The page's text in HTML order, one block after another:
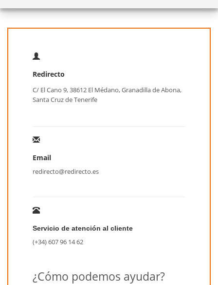
Redirecto
C/ El Cano 9, 38612 El Médano, Granadilla de Abona,
Santa Cruz de Tenerife
Email
redirecto@redirecto.es
Servicio de atención al cliente
(+34) 607 96 14 62
¿Cómo podemos ayudar?